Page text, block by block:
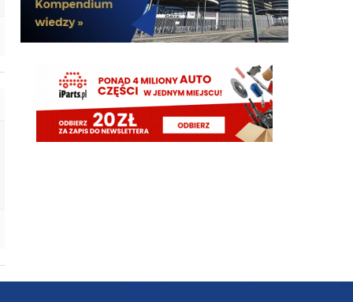
timon 09.08.2026 12:38
Provedel jeszcze
Ale po co to pisac, jak od poltora miesisca z jednym
szybkim wyjatkiwm stonsem tylko farmazony
timon 09.08.2026 12:35
Kogo obstawianie że wylosują w poniedziałek na
sprzedać/problemy ze sprzedażami, tylko nazwiska